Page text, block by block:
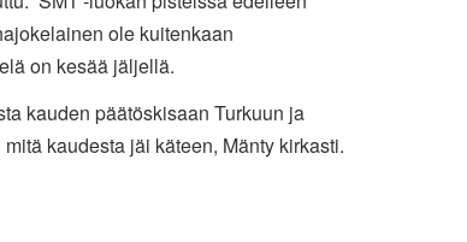
ole kuitenkaan
on kesää jäljellä.
kauden päätöskisaan Turkuun ja
kaudesta jäi käteen, Mänty kirkasti.